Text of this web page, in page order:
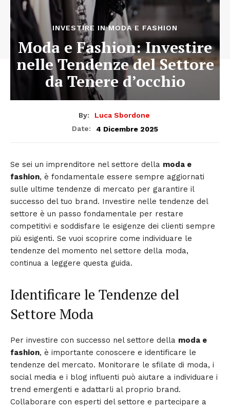
INVESTIRE IN MODA E FASHION
Moda e Fashion: Investire
nelle Tendenze del Settore
da Tenere d’occhio
By:
Luca Sbordone
Date:
4 Dicembre 2025
Se sei un imprenditore nel settore della moda e
fashion, è fondamentale essere sempre aggiornati
sulle ultime tendenze di mercato per garantire il
successo del tuo brand. Investire nelle tendenze del
settore è un passo fondamentale per restare
competitivi e soddisfare le esigenze dei clienti sempre
più esigenti. Se vuoi scoprire come individuare le
tendenze del momento nel settore della moda,
continua a leggere questa guida.
Identificare le Tendenze del
Settore Moda
Per investire con successo nel settore della moda e
fashion, è importante conoscere e identificare le
tendenze del mercato. Monitorare le sfilate di moda, i
social media e i blog influenti può aiutare a individuare i
trend emergenti e adattarli al proprio brand.
Collaborare con esperti del settore e partecipare a